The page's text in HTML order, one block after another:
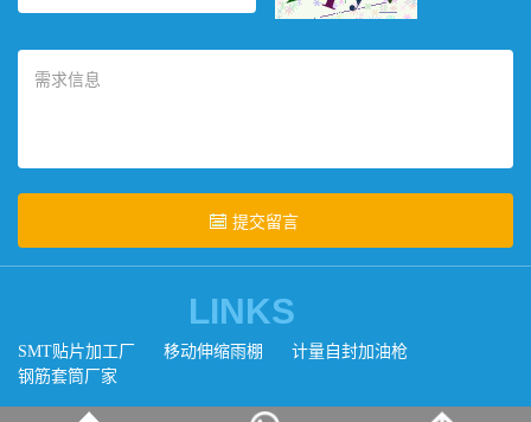
LINKS
SMT贴片加工厂 移动伸缩雨棚
计量自封加油枪
钢筋套筒厂家